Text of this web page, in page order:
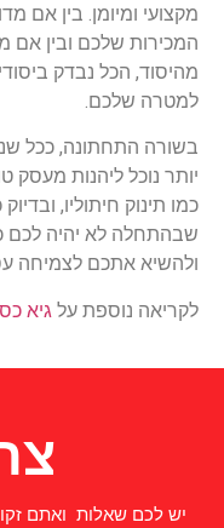
מקצועי ומיומן. בין אם
המכירות שלכם ובין אם
מהיסוד, הכל נבדק
למטרה שלכם.
בשורה התחתונה, ככל
יותר נוכל ליהנות
כמו תינוק חיתוליו,
שבהתחלה לא יהיה לכם
ולהשיא אתכם לצמיחה
לקריאה נוספת על גיא
יש לכם שאלות ואתם